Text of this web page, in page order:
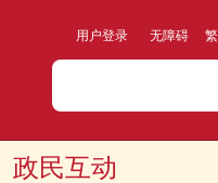
用户登录 无障碍
政民互动